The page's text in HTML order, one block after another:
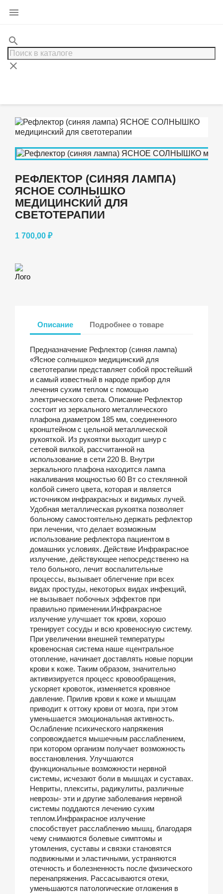

search
clear
РЕФЛЕКТОР (СИНЯЯ ЛАМПА)
ЯСНОЕ СОЛНЫШКО
МЕДИЦИНСКИЙ ДЛЯ
СВЕТОТЕРАПИИ
1 700,00 ₽
Лого
Описание Подробнее о товаре
Предназначение Рефлектор (синяя лампа)
«Ясное солнышко» медицинский для
светотерапии представляет собой простейший
и самый известный в народе прибор для
лечения сухим теплом с помощью
электрического света. Описание Рефлектор
состоит из зеркального металлического
плафона диаметром 185 мм, соединенного
кронштейном с цельной металлической
рукояткой. Из рукоятки выходит шнур с
сетевой вилкой, рассчитанной на
использование в сети 220 В. Внутри
зеркального плафона находится лампа
накаливания мощностью 60 Вт со стеклянной
колбой синего цвета, которая и является
источником инфракрасных и видимых лучей.
Удобная металлическая рукоятка позволяет
больному самостоятельно держать рефлектор
при лечении, что делает возможным
использование рефлектора пациентом в
домашних условиях. Действие Инфракрасное
излучение, действующее непосредственно на
тело больного, лечит воспалительные
процессы, вызывает облегчение при всех
видах простуды, некоторых видах инфекций,
не вызывает побочных эффектов при
правильно применении.Инфракрасное
излучение улучшает ток крови, хорошо
тренирует сосуды и всю кровеносную систему.
При увеличении внешней температуры
кровеносная система наше «центральное
отопление, начинает доставлять новые порции
крови к коже. Таким образом, значительно
активизируется процесс кровообращения,
ускоряет кровоток, изменяется кровяное
давление. Прилив крови к коже и мышцам
приводит к оттоку крови от мозга, при этом
уменьшается эмоциональная активность.
Ослабление психического напряжения
сопровождается мышечным расслаблением,
при котором организм получает возможность
восстановления. Улучшаются
функциональные возможности нервной
системы, исчезают боли в мышцах и суставах.
Невриты, плекситы, радикулиты, различные
неврозы- эти и другие заболевания нервной
системы поддаются лечению сухим
теплом.Инфракрасное излучение
способствует расслаблению мышц, благодаря
чему снимаются болевые симптомы и
утомления, суставы и связки становятся
подвижными и эластичными, устраняются
отечность и болезненность после физического
перенапряжения. Рассасываются отеки,
уменьшаются патологические отложения в